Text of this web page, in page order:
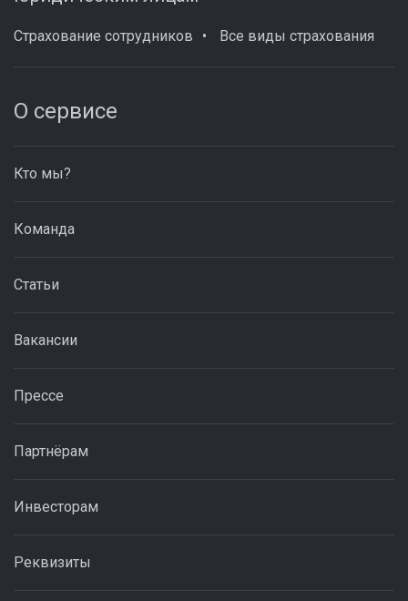
Страхование сотрудников Все виды страхования
О сервисе
Кто мы?
Команда
Статьи
Вакансии
Прессе
Партнёрам
Инвесторам
Реквизиты